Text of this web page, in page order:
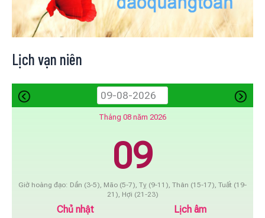
Lịch vạn niên
Tháng 08 năm 2026
09
Giờ hoàng đạo: Dần (3-5), Mão (5-7), Tỵ (9-11), Thân (15-17), Tuất (19-
21), Hợi (21-23)
Chủ nhật Lịch âm